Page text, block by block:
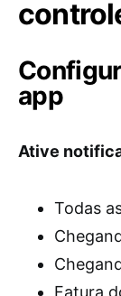
app
Ative
Todas